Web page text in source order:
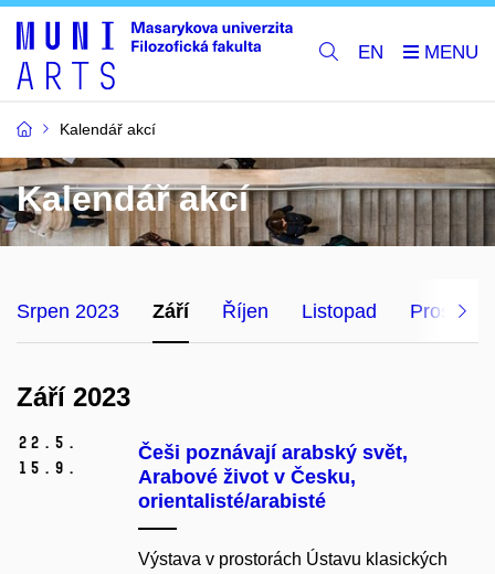
EN
Kalendář akcí
Kalendář akcí
Srpen 2023 Září Říjen Listopad Prosinec
Září 2023
22. 5.
15. 9.
Češi poznávají arabský svět,
Arabové život v Česku,
orientalisté/arabisté
Výstava v prostorách Ústavu klasických